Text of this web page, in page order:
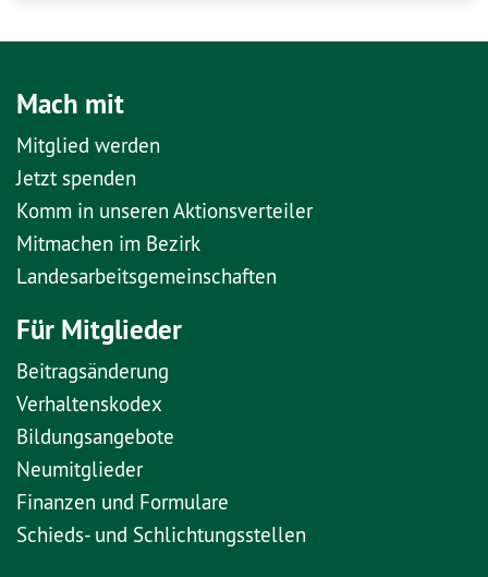
Mach mit
Mitglied werden
Jetzt spenden
Komm in unseren Aktionsverteiler
Mitmachen im Bezirk
Landesarbeitsgemeinschaften
Für Mitglieder
Beitragsänderung
Verhaltenskodex
Bildungsangebote
Neumitglieder
Finanzen und Formulare
Schieds- und Schlichtungsstellen